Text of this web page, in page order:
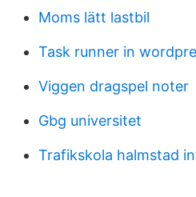
Moms lätt lastbil
Task runner in
Viggen dragspel noter
Gbg universitet
Trafikskola halmstad